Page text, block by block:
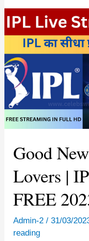
Good
Lovers |
FREE
Admin-2 / 31/03/
reading